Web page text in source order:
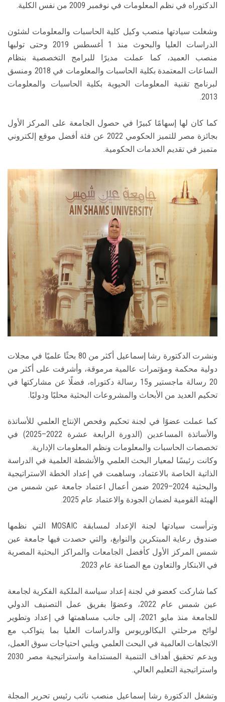
الدكتوراه في نظم المعلومات في نوفمبر 2009 من نفس الكلية.
وشغلت سيادتها منصب وكيل كلية الحاسبات والمعلومات لشئون
الدراسات العليا والبحوث منذ 1 أغسطس 2019 وحتى توليها
منصب العميد، كما عملت مديرًا للبرامج التخصصية بنظام
الساعات المعتمدة بكلية الحاسبات والمعلومات في 2018 ومنسق
لبرنامج تقنية المعلومات الحيوية بكلية الحاسبات والمعلومات
2013.
كما كان لها إسهامًا كبيرًا في حصول الجامعة على المركز الأول
بجائزة مصر للتميز الحكومي 2022 عن فئة أفضل موقع إلكتروني
متميز في تقديم الخدمات الحكومية.
ونشرت الدكتورة رشا إسماعيل أكثر من 80 بحثًا علميًا في مجلات
دولية محكمة ومؤتمرات عالمية مرموقة، وأشرفت على أكثر من
20 رسالة ماجستير و15 رسالة دكتوراه، فضلًا عن مشاركتها في
تحكيم العديد من الأبحاث والمشروعات البحثية محليًا ودوليًا.
كما عملت عضوًا في لجنة تحكيم وفحص الإنتاج العلمي للأساتذة
والأساتذة المساعدين (الدورة الرابعة عشرة 2022–2025) في
تخصصات الحاسبات والمعلومات ونظم المعلومات الإدارية.
وكانت رئيسًا لمعيار البحث العلمي والأنشطة العلمية في الدراسة
الذاتية الخاصة بالاعتماد، وساهمت في إعداد الخطة الاستراتيجية
والبحثية 2024–2029 ضمن أعمال اعتماد جامعة عين شمس من
الهيئة القومية لضمان الجودة والاعتماد عام 2025.
وترأست سيادتها لجنة الإعداد لمسابقة MOSAIC التي نظمها
صندوق رعاية المبتكرين والنوابغ، والتي حصدت فيها جامعة عين
شمس المركز الأول كأفضل الجامعات والمراكز البحثية المصرية
في الابتكار والتعاون مع الصناعة عام 2023.
كما شاركت كعضو في لجنة إعداد سياسة الملكية الفكرية لجامعة
عين شمس عام 2022، وعضوًا بفريق عمل التصنيف الدولي
للجامعة منذ مايو 2021، إلى جانب مساهمتها في إعداد وتطوير
لوائح مرحلتي البكالوريوس والدراسات العليا بما يتواكب مع
الاتجاهات العالمية في البحث العلمي ويلبي احتياجات سوق العمل،
ويدعم تحقيق أهداف التنمية المستدامة واستراتيجية مصر 2030
واستراتيجية التعليم العالي.
وتشغل الدكتورة رشا إسماعيل منصب نائب رئيس تحرير المجلة